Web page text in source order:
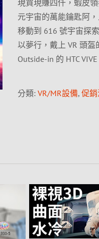
現買現賺四仟，蝦皮
元宇宙的萬能鑰匙阿
移動到 616 號宇宙探
以夢行，戴上 VR 頭
Outside-in 的 HTC
分類: VR/MR設備, 促